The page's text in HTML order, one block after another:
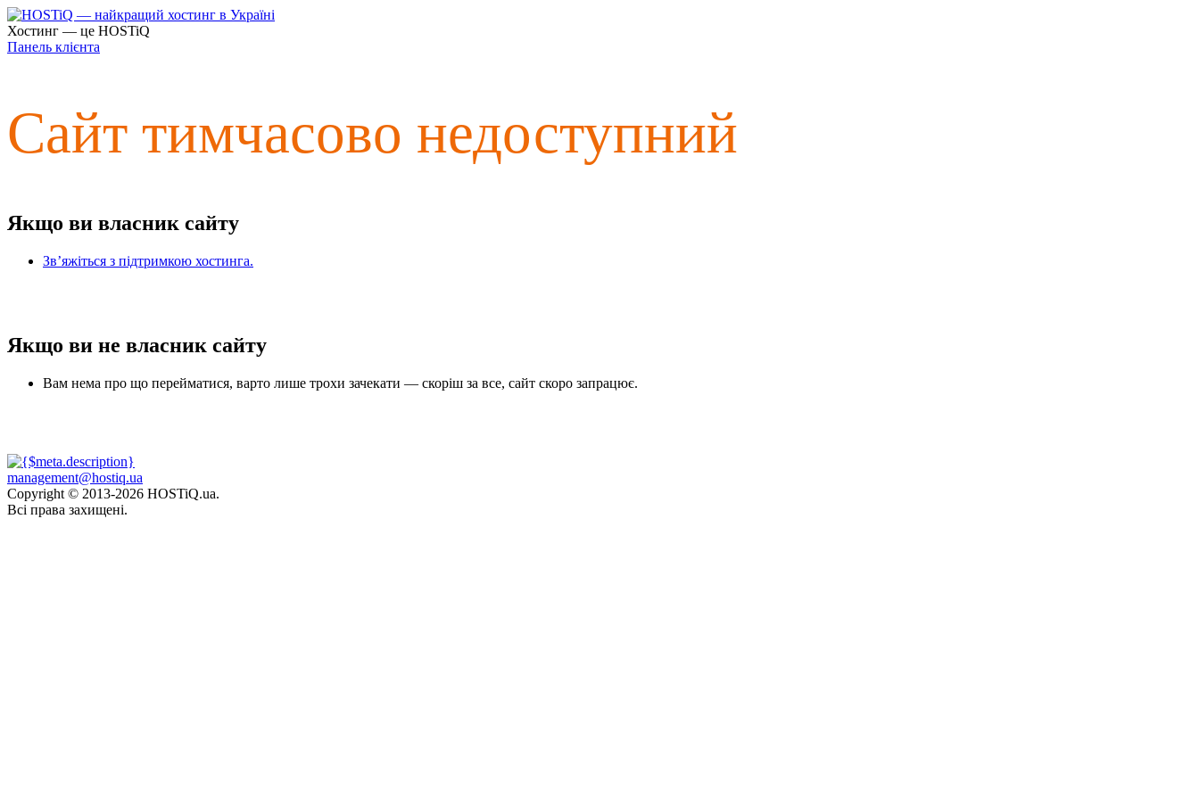
Хостинг — це HOSTiQ
Панель клієнта
Сайт тимчасово недоступний
Якщо ви власник сайту
Зв’яжіться з підтримкою хостинга.
Якщо ви не власник сайту
Вам нема про що перейматися, варто лише трохи зачекати — скоріш за все, сайт скоро запрацює.
management@hostiq.ua
Copyright © 2013-2026 HOSTiQ.ua.
Всі права захищені.